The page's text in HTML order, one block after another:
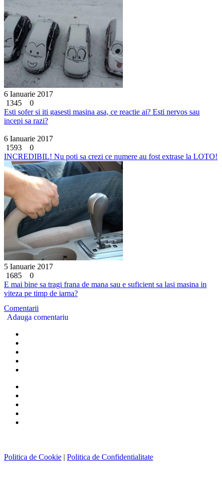
6 Ianuarie 2017
1345
0
Esti sofer si iti gasesti masina asa, ce reactie ai? Esti nervos sau
incepi sa razi?
6 Ianuarie 2017
1593
0
INCREDIBIL! Nu poti sa crezi ce numere au fost extrase la LOTO!
5 Ianuarie 2017
1685
0
E mai bine sa tragi frana de mana sau e suficient sa lasi masina in
viteza pe timp de iarna?
Comentarii
Adauga comentariu
Politica de Cookie | Politica de Confidentialitate